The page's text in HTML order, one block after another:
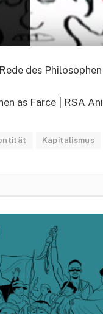
des
as Farce | RSA
Kapitalismus